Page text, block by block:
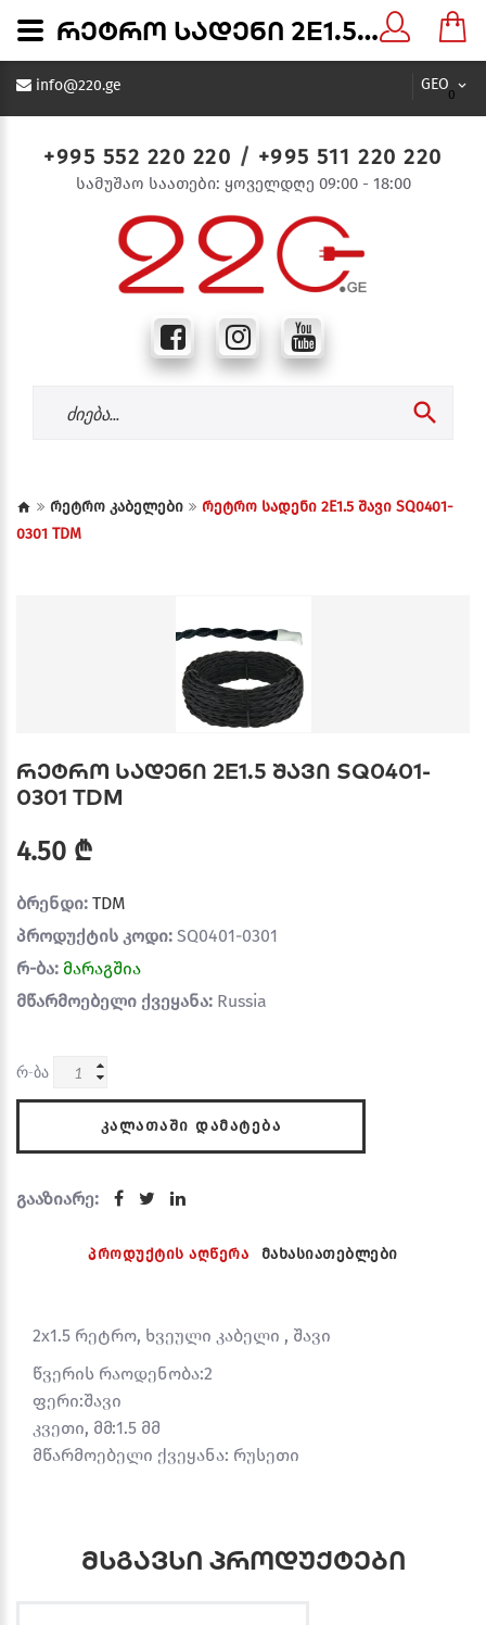
GEO
0
info@220.ge
+995 552 220 220 / +995 511 220 220
სამუშაო საათები: ყოველდღე 09:00 - 18:00
რეტრო კაბელები
რეტრო სადენი 2E1.5 შავი SQ0401-
0301 TDM
რეტრო სადენი 2E1.5 შავი SQ0401-
0301 TDM
4.50 ₾
ბრენდი: TDM
პროდუქტის კოდი: SQ0401-0301
რ-ბა: მარაგშია
მწარმოებელი ქვეყანა: Russia
რ-ბა
ᲙᲐᲚᲐᲗᲐᲨᲘ ᲓᲐᲛᲐᲢᲔᲑᲐ
გააზიარე:
პროდუქტის აღწერა მახასიათებლები
2x1.5 რეტრო, ხვეული კაბელი , შავი
წვერის რაოდენობა:2
ფერი:შავი
კვეთი, მმ:1.5 მმ
მწარმოებელი ქვეყანა: რუსეთი
მსგავსი პროდუქტები
რეტრო სადენი 2E1.5 შავი SQ0401-0301 TDM - 220.ge